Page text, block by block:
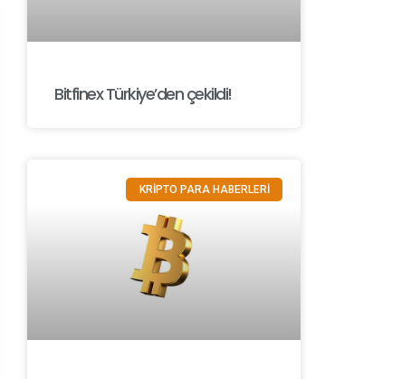
Bitfinex Türkiye’den çekildi!
KRİPTO PARA HABERLERİ